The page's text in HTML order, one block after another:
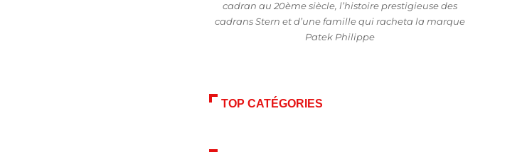
cadran au 20ème siècle, l’histoire prestigieuse des
cadrans Stern et d’une famille qui racheta la marque
Patek Philippe
TOP CATÉGORIES